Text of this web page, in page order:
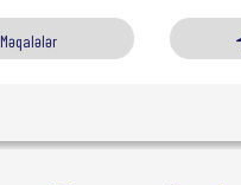
Məqalələr